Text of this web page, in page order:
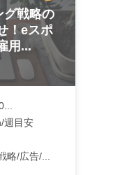
グ戦略の
！eスポ
用...
週目安
略/広告/...